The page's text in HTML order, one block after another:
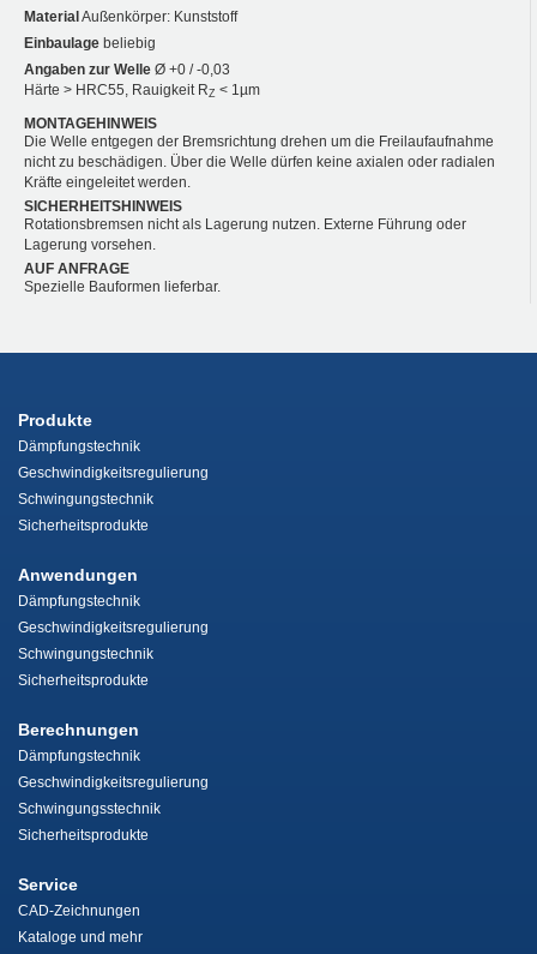
MaterialAußenkörper: Kunststoff
Einbaulage beliebig
Angaben zur Welle Ø +0 / -0,03
Härte > HRC55, Rauigkeit RZ < 1µm
MONTAGEHINWEIS
Die Welle entgegen der Bremsrichtung drehen um die Freilaufaufnahme
nicht zu beschädigen. Über die Welle dürfen keine axialen oder radialen
Kräfte eingeleitet werden.
SICHERHEITSHINWEIS
Rotationsbremsen nicht als Lagerung nutzen. Externe Führung oder
Lagerung vorsehen.
AUF ANFRAGE
Spezielle Bauformen lieferbar.
Produkte
Dämpfungstechnik
Geschwindigkeitsregulierung
Schwingungstechnik
Sicherheitsprodukte
Anwendungen
Dämpfungstechnik
Geschwindigkeitsregulierung
Schwingungstechnik
Sicherheitsprodukte
Berechnungen
Dämpfungstechnik
Geschwindigkeitsregulierung
Schwingungsstechnik
Sicherheitsprodukte
Service
CAD-Zeichnungen
Kataloge und mehr